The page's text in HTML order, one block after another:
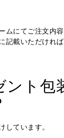
ムにてご注文内
記載いただければ
ント包
しています。